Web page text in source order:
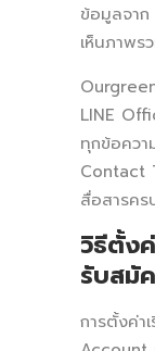
ข้อมูลจาก
เห็นภาพร
LINE
ทุกข้อควา
Contact
สื่อสารคร
วิธีตั้ง
รับสมั
การตั้งค่า